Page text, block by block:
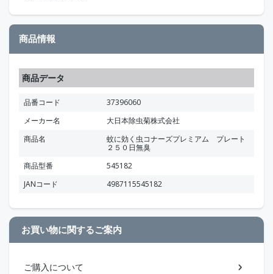
商品情報
商品データ
品番コード
37396060
メーカー名
大日本除虫菊株式会社
商品名
蚊に効く虫コナーズプレミアム プレート
２５０日無臭
商品型番
545182
JANコード
4987115545182
お買い物に関するご案内
ご購入について